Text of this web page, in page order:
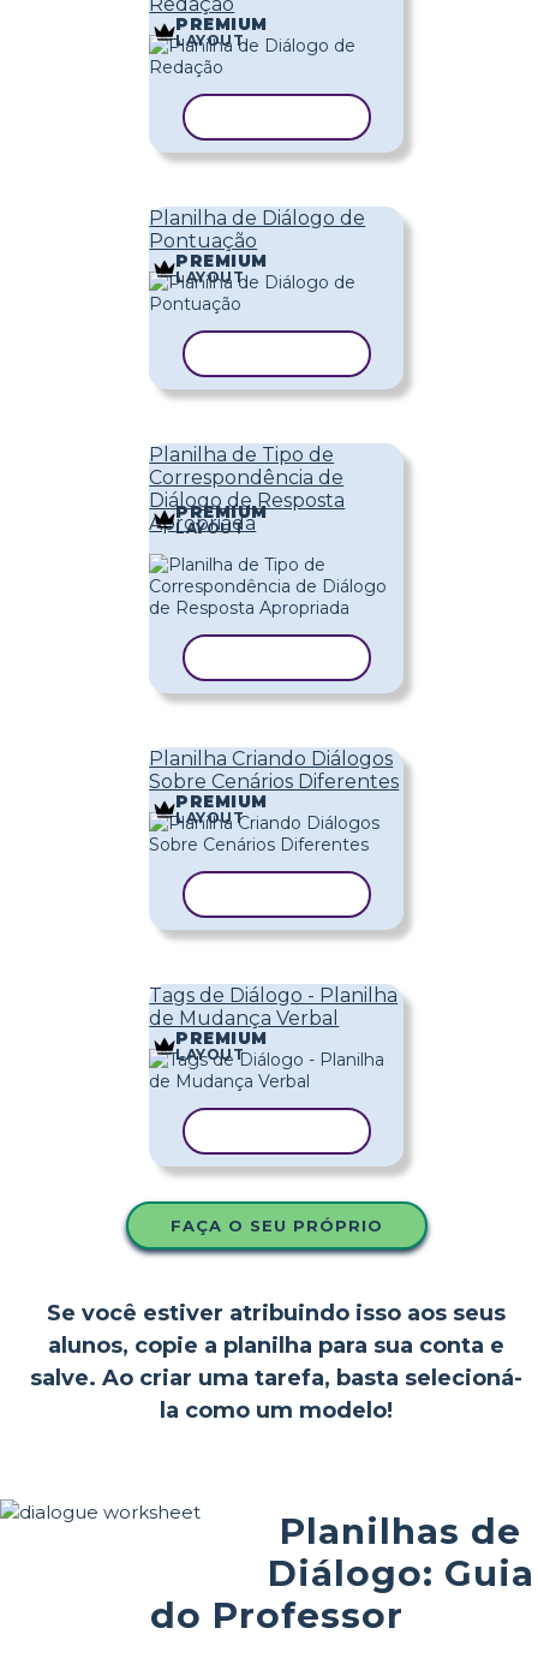
PREMIUM
LAYOUT
Planilha de Diálogo de
Pontuação
PREMIUM
LAYOUT
Planilha de Tipo de
Correspondência de
Diálogo de Resposta
Apropriada
PREMIUM
LAYOUT
Planilha Criando Diálogos
Sobre Cenários Diferentes
PREMIUM
LAYOUT
Tags de Diálogo - Planilha
de Mudança Verbal
PREMIUM
LAYOUT
FAÇA O SEU PRÓPRIO
Se você estiver atribuindo isso aos seus
alunos, copie a planilha para sua conta e
salve. Ao criar uma tarefa, basta selecioná-
la como um modelo!
Planilhas de
Diálogo: Guia
do Professor